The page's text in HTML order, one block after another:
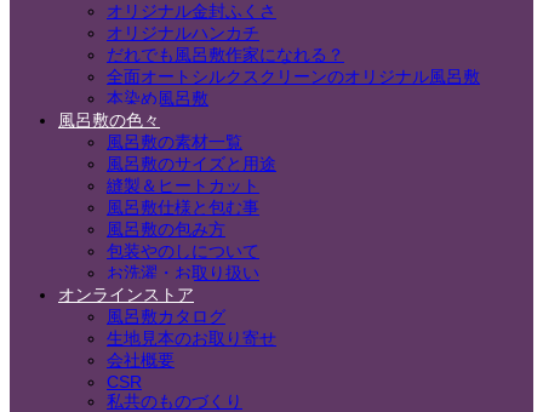
オリジナル金封ふくさ
オリジナルハンカチ
だれでも風呂敷作家になれる？
全面オートシルクスクリーンのオリジナル風呂敷
本染め風呂敷
風呂敷の色々
風呂敷の素材一覧
風呂敷のサイズと用途
縫製＆ヒートカット
風呂敷仕様と包む事
風呂敷の包み方
包装やのしについて
お洗濯・お取り扱い
オンラインストア
風呂敷カタログ
生地見本のお取り寄せ
会社概要
CSR
私共のものづくり